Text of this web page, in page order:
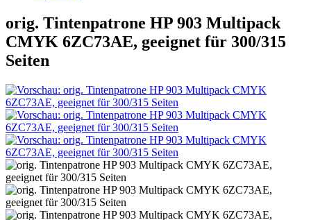
orig. Tintenpatrone HP 903 Multipack
CMYK 6ZC73AE, geeignet für 300/315
Seiten